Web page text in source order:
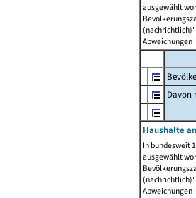
ausgewählt
Abweichungen
Davon
Haushalte
In bundesweit
ausgewählt
Abweichungen